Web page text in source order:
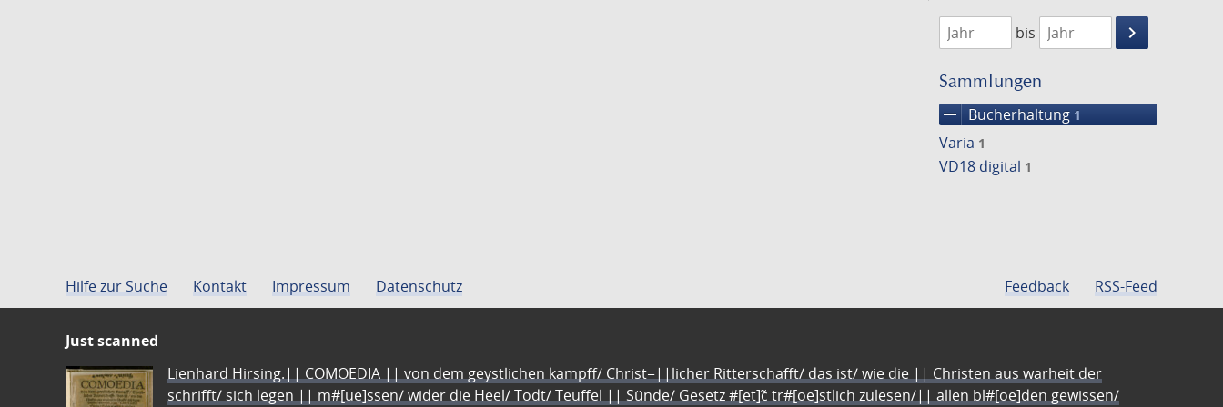
1782
1783
bis
keyboard_arrow_right
Suche
Sammlungen
remove Bucherhaltung 1
Varia 1
VD18 digital 1
Hilfe zur Suche Kontakt Impressum Datenschutz Feedback RSS-Feed
Just scanned
Lienhard Hirsing.|| COMOEDIA || von dem geystlichen kampff/ Christ=||licher Ritterschafft/ das ist/ wie die || Christen aus warheit der
schrifft/ sich legen || m#[ue]ssen/ wider die Heel/ Todt/ Teuffel || Sünde/ Gesetz #[et]c̃ tr#[oe]stlich zulesen/|| allen bl#[oe]den gewissen/